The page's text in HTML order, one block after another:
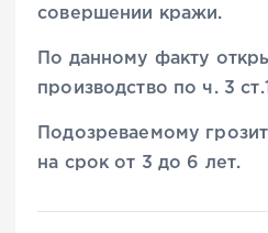
совершении кражи.
По данному факту
производство по ч. 3
Подозреваемому
на срок от 3 до 6 лет.